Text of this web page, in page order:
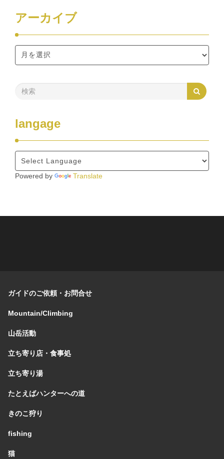
アーカイブ
langage
Powered by Translate
ガイドのご依頼・お問合せ
Mountain/Climbing
山岳活動
立ち寄り店・食事処
立ち寄り湯
たとえばハンターへの道
きのこ狩り
fishing
猫